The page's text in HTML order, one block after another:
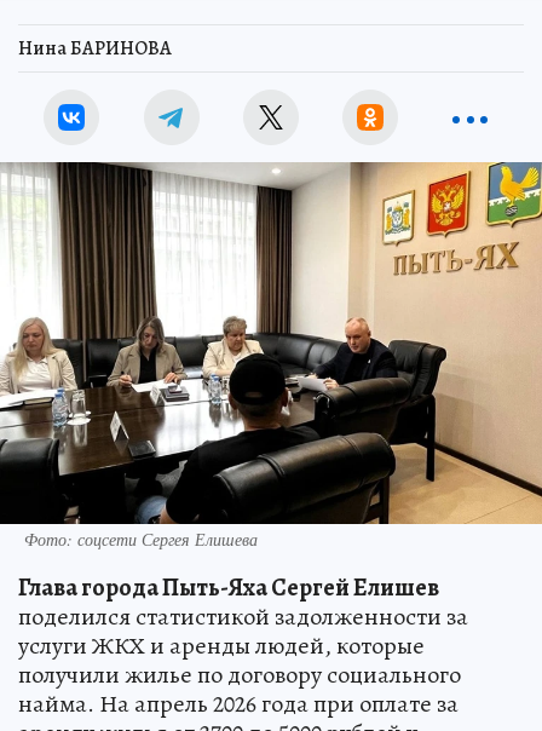
Нина БАРИНОВА
Фото: соцсети Сергея Елишева
Глава города Пыть-Яха Сергей Елишев
поделился статистикой задолженности за
услуги ЖКХ и аренды людей, которые
получили жилье по договору социального
найма. На апрель 2026 года при оплате за